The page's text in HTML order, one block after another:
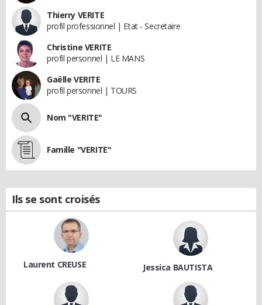
Thierry VERITE
profil professionnel | Etat - Secretaire
Christine VERITE
profil personnel | LE MANS
Gaëlle VERITE
profil personnel | TOURS
Nom "VERITE"
Famille "VERITE"
Ils se sont croisés
Laurent CREUSE Jessica BAUTISTA